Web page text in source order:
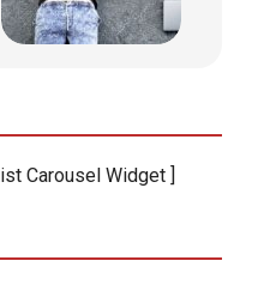
Carousel Widget ]